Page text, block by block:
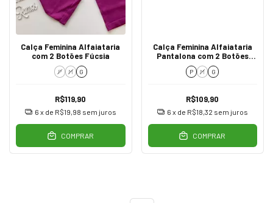
Calça Feminina Alfaiataria
com 2 Botões Fúcsia
P M G
R$119,90
6 x de R$19,98 sem juros
COMPRAR
Calça Feminina Alfaiataria
Pantalona com 2 Botões
Cinza
P M G
R$109,90
6 x de R$18,32 sem juros
COMPRAR